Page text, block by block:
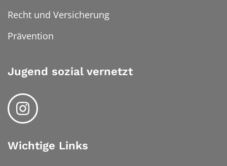
Recht und Versicherung
Prävention
Jugend sozial vernetzt
Wichtige Links